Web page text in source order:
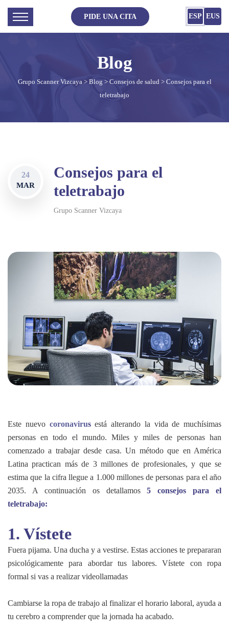
PIDE UNA CITA ESP EUS
Grupo Scanner Vizcaya> Blog > Consejos de salud > Consejos para el
teletrabajo
24
MAR
Consejos para el
teletrabajo
Grupo Scanner Vizcaya
Este nuevo coronavirusestá alterando la vida de muchísimas
personas en todo el mundo. Miles y miles de personas han
comenzado a trabajar desde casa. Un método que en América
Latina practican más de 3 millones de profesionales, y que se
estima que la cifra llegue a 1.000 millones de personas para el año
2035. A continuación os detallamos5 consejos para el
teletrabajo:
1. Vístete
Fuera pijama. Una ducha y a vestirse. Estas acciones te prepararan
psicológicamente para abordar tus labores. Vístete con ropa
formal si vas a realizar videollamadas
Cambiarse la ropa de trabajo al finalizar el horario laboral, ayuda a
tu cerebro a comprender que la jornada ha acabado.